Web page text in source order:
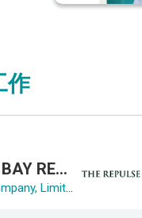
作
THE REPULSE BAY RECRUITMENT DAY 淺水灣影灣園人才招聘會
The Repulse Bay Company, Limited